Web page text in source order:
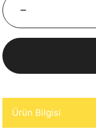
Ürün Bilgisi